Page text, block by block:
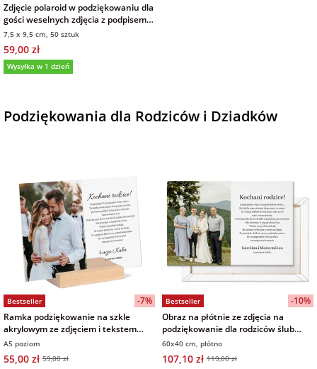
Zdjęcie polaroid w podziękowaniu dla
gości weselnych zdjęcia z podpisem
50 sztuk
7,5 x 9,5 cm, 50 sztuk
59,00 zł
Wysyłka w 1 dzień
Podziękowania dla Rodziców i Dziadków
Bestseller
-7%
Ramka podziękowanie na szkle
akrylowym ze zdjęciem i tekstem
15x21 cm
A5 poziom
55,00 zł 59,00 zł
Bestseller
-10%
Obraz na płótnie ze zdjęcia na
podziękowanie dla rodziców ślub
wesele 60x40 cm
60x40 cm, płótno
107,10 zł 119,00 zł